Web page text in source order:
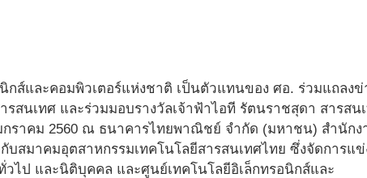
ส์และคอมพิวเตอร์แห่งชาติ เป็นตัวแทนของ ศอ. ร่วมแถลงข่
สนเทศ และร่วมมอบรางวัลเจ้าฟ้าไอที รัตนราชสุดา สารสน
กราคม 2560 ณ ธนาคารไทยพาณิชย์ จำกัด (มหาชน) สำนักง
สมาคมอุตสาหกรรมเทคโนโลยีสารสนเทศไทย ซึ่งจัดการแ
วไป และนิติบุคคล และศูนย์เทคโนโลยีอิเล็กทรอนิกส์และ